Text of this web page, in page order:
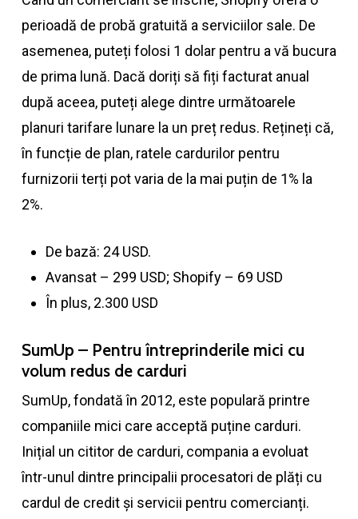
perioadă de probă gratuită a serviciilor sale. De
asemenea, puteți folosi 1 dolar pentru a vă bucura
de prima lună. Dacă doriți să fiți facturat anual
după aceea, puteți alege dintre următoarele
planuri tarifare lunare la un preț redus. Rețineți că,
în funcție de plan, ratele cardurilor pentru
furnizorii terți pot varia de la mai puțin de 1% la
2%.
De bază: 24 USD.
Avansat – 299 USD; Shopify – 69 USD
În plus, 2.300 USD
SumUp – Pentru întreprinderile mici cu
volum redus de carduri
SumUp, fondată în 2012, este populară printre
companiile mici care acceptă puține carduri.
Inițial un cititor de carduri, compania a evoluat
într-unul dintre principalii procesatori de plăți cu
cardul de credit și servicii pentru comercianți.